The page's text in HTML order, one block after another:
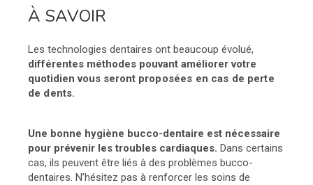
À SAVOIR
Les technologies dentaires ont beaucoup évolué,
différentes méthodes pouvant améliorer votre
quotidien vous seront proposées en cas de perte
de dents.
Une bonne hygiène bucco-dentaire est nécessaire
pour prévenir les troubles cardiaques. Dans certains
cas, ils peuvent être liés à des problèmes bucco-
dentaires. N’hésitez pas à renforcer les soins de